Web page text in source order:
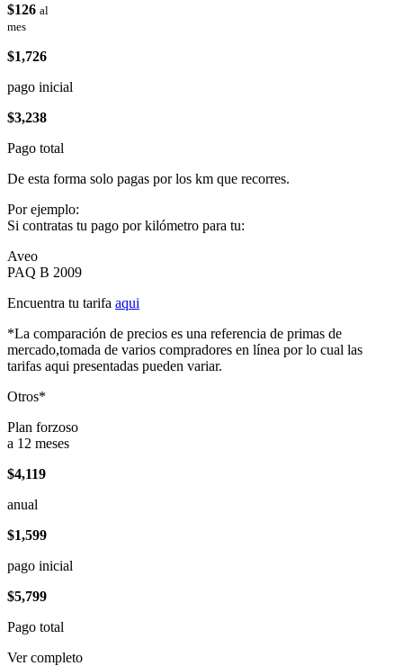
$126 al
mes
$1,726
pago inicial
$3,238
Pago total
De esta forma solo pagas por los km que recorres.
Por ejemplo:
Si contratas tu pago por kilómetro para tu:
Aveo
PAQ B 2009
Encuentra tu tarifa aqui
*La comparación de precios es una referencia de primas de
mercado,tomada de varios compradores en línea por lo cual las
tarifas aqui presentadas pueden variar.
Otros*
Plan forzoso
a 12 meses
$4,119
anual
$1,599
pago inicial
$5,799
Pago total
Ver completo